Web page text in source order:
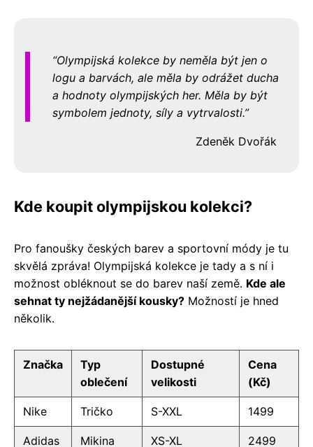
Olympijská kolekce by neměla být jen o
logu a barvách, ale měla by odrážet ducha
a hodnoty olympijských her. Měla by být
symbolem jednoty, síly a vytrvalosti.
Zdeněk Dvořák
Kde koupit olympijskou kolekci?
Pro fanoušky českých barev a sportovní módy je tu
skvělá zpráva! Olympijská kolekce je tady a s ní i
možnost obléknout se do barev naší země. Kde ale
sehnat ty nejžádanější kousky? Možností je hned
několik.
Značka
Typ
oblečení
Dostupné
velikosti
Cena
(Kč)
Nike Tričko S-XXL 1499
Adidas Mikina XS-XL 2499